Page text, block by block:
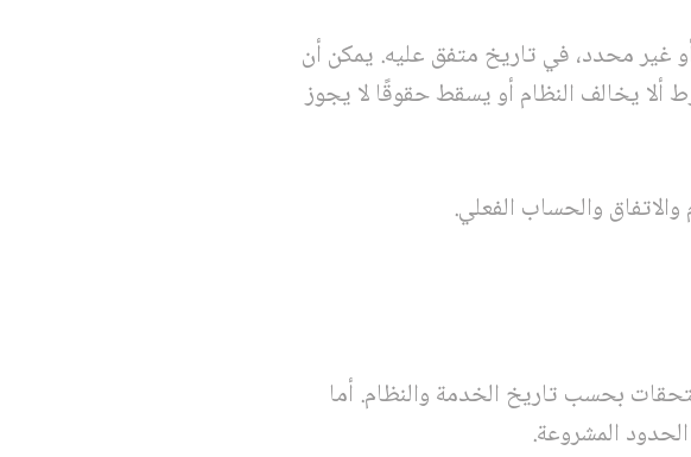
غير محدد، في تاريخ متفق عليه. يمكن أن
ألا يخالف النظام أو يسقط حقوقًا لا يجوز
والحساب الفعلي.
بحسب تاريخ الخدمة والنظام. أما
المشروعة.